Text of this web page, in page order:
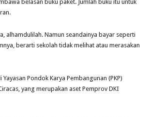
belasan buku paket. Jumlah buku itu untuk
alhamdulilah. Namun seandainya bayar seperti
berarti sekolah tidak melihat atau merasakan
Yayasan Pondok Karya Pembangunan (PKP)
yang merupakan aset Pemprov DKI